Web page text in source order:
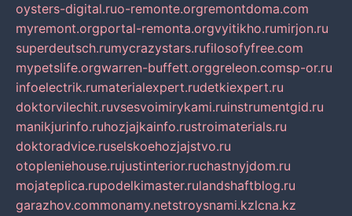
oysters-digital.ruo-remonte.orgremontdoma.com
myremont.orgportal-remonta.orgvyitikho.rumirjon.ru
superdeutsch.rumycrazystars.rufilosofyfree.com
mypetslife.orgwarren-buffett.orggreleon.comsp-or.ru
infoelectrik.rumaterialexpert.rudetkiexpert.ru
doktorvilechit.ruvsesvoimirykami.ruinstrumentgid.ru
manikjurinfo.ruhozjajkainfo.rustroimaterials.ru
doktoradvice.ruselskoehozjajstvo.ru
otopleniehouse.rujustinterior.ruchastnyjdom.ru
mojateplica.rupodelkimaster.rulandshaftblog.ru
garazhov.commonamy.netstroysnami.kzlcna.kz